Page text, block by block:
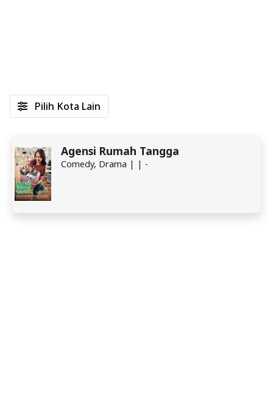
Agensi Rumah Tangga
Comedy, Drama | | -
Pilih Kota Lain